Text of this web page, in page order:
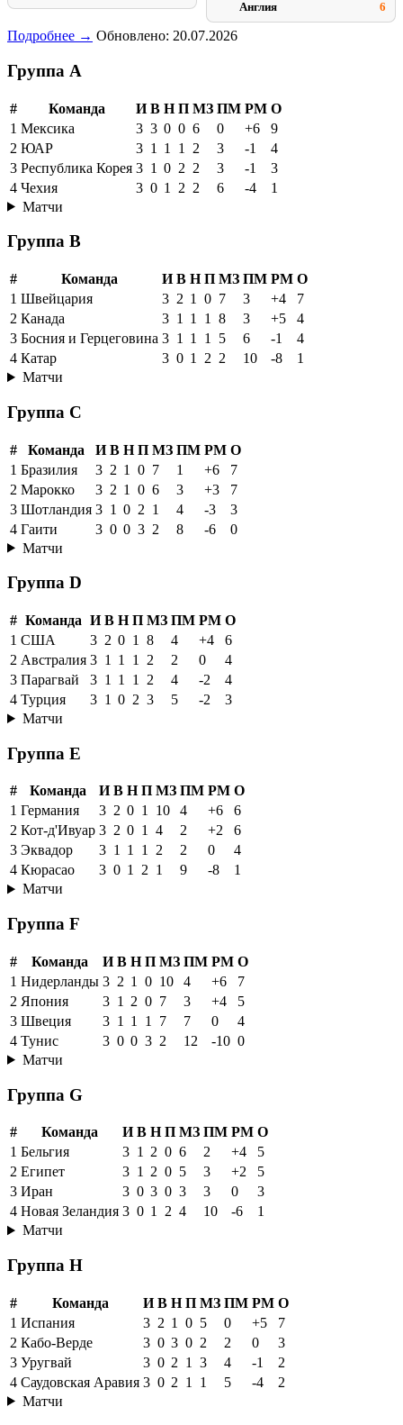
Англия
6
Подробнее → Обновлено: 20.07.2026
Группа A
# Команда И В Н П МЗ ПМ РМ О
1 Мексика 3 3 0 0 6 0 +6
9
2 ЮАР 3 1 1 1 2 3 -1
4
3 Республика Корея 3 1 0 2 2 3 -1
3
4 Чехия 3 0 1 2 2 6 -4
1
Матчи
Группа B
# Команда И В Н П МЗ ПМ РМ О
1 Швейцария 3 2 1 0 7 3 +4
7
2 Канада 3 1 1 1 8 3 +5
4
3 Босния и Герцеговина 3 1 1 1 5 6 -1
4
4 Катар 3 0 1 2 2 10 -8
1
Матчи
Группа C
# Команда И В Н П МЗ ПМ РМ О
1 Бразилия 3 2 1 0 7 1 +6
7
2 Марокко 3 2 1 0 6 3 +3
7
3 Шотландия 3 1 0 2 1 4 -3
3
4 Гаити 3 0 0 3 2 8 -6
0
Матчи
Группа D
# Команда И В Н П МЗ ПМ РМ О
1 США 3 2 0 1 8 4 +4
6
2 Австралия 3 1 1 1 2 2 0
4
3 Парагвай 3 1 1 1 2 4 -2
4
4 Турция 3 1 0 2 3 5 -2
3
Матчи
Группа E
# Команда И В Н П МЗ ПМ РМ О
1 Германия 3 2 0 1 10 4 +6
6
2 Кот-д'Ивуар 3 2 0 1 4 2 +2
6
3 Эквадор 3 1 1 1 2 2 0
4
4 Кюрасао 3 0 1 2 1 9 -8
1
Матчи
Группа F
# Команда И В Н П МЗ ПМ РМ О
1 Нидерланды 3 2 1 0 10 4 +6
7
2 Япония 3 1 2 0 7 3 +4
5
3 Швеция 3 1 1 1 7 7 0
4
4 Тунис 3 0 0 3 2 12 -10 0
Матчи
Группа G
# Команда И В Н П МЗ ПМ РМ О
1 Бельгия 3 1 2 0 6 2 +4
5
2 Египет 3 1 2 0 5 3 +2
5
3 Иран 3 0 3 0 3 3 0
3
4 Новая Зеландия 3 0 1 2 4 10 -6
1
Матчи
Группа H
# Команда И В Н П МЗ ПМ РМ О
1 Испания 3 2 1 0 5 0 +5
7
2 Кабо-Верде 3 0 3 0 2 2 0
3
3 Уругвай 3 0 2 1 3 4 -1
2
4 Саудовская Аравия 3 0 2 1 1 5 -4
2
Матчи